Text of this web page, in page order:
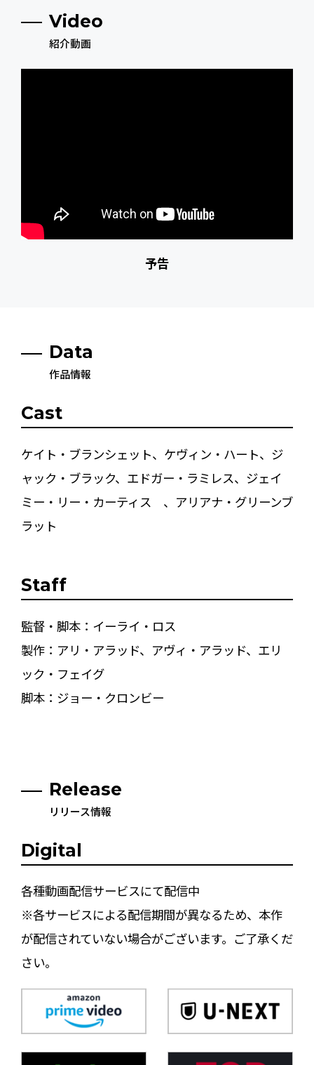
Video
紹介動画
予告
Data
作品情報
Cast
ケイト・ブランシェット、ケヴィン・ハート、ジ
ャック・ブラック、エドガー・ラミレス、ジェイ
ミー・リー・カーティス 、アリアナ・グリーンブ
ラット
Staff
監督・脚本：イーライ・ロス
製作：アリ・アラッド、アヴィ・アラッド、エリ
ック・フェイグ
脚本：ジョー・クロンビー
Release
リリース情報
Digital
各種動画配信サービスにて配信中
※各サービスによる配信期間が異なるため、本作
が配信されていない場合がございます。ご了承くだ
さい。